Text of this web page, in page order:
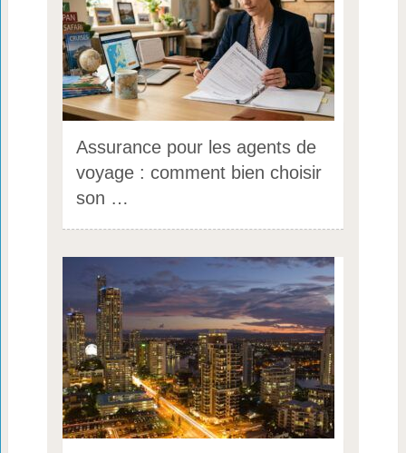
Assurance pour les agents de
voyage : comment bien choisir
son …